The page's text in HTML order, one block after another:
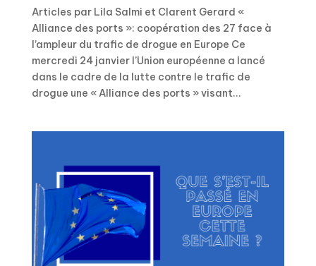
Articles par Lila Salmi et Clarent Gerard «
Alliance des ports »: coopération des 27 face à
l’ampleur du trafic de drogue en Europe Ce
mercredi 24 janvier l’Union européenne a lancé
dans le cadre de la lutte contre le trafic de
drogue une « Alliance des ports » visant...